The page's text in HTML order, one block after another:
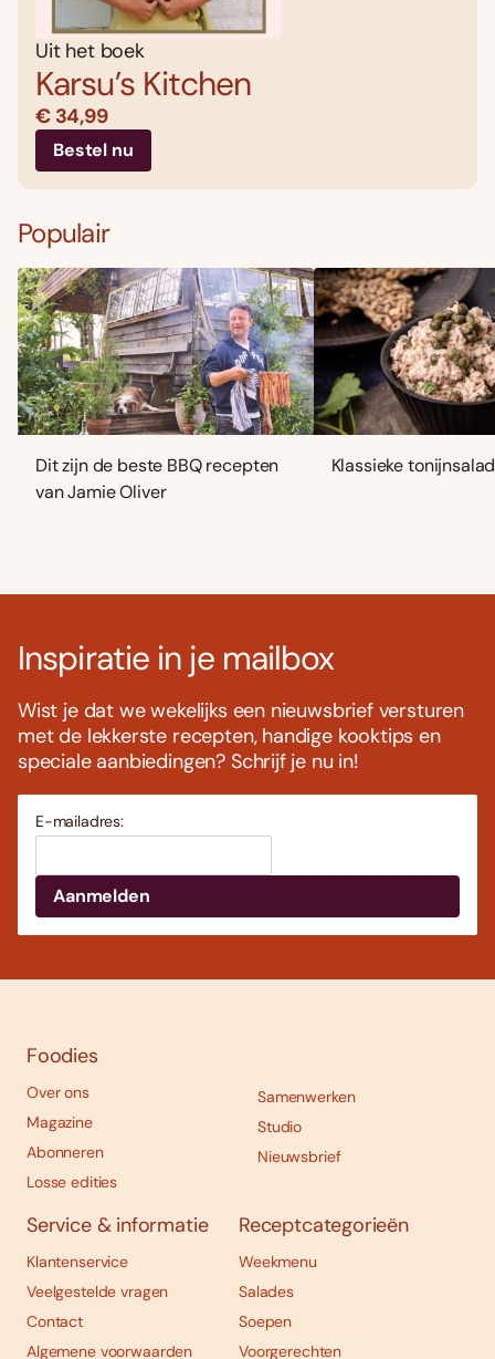
Uit het boek
Karsu’s Kitchen
€ 34,99
Bestel nu
Populair
Dit zijn de beste BBQ recepten
van Jamie Oliver
Klassieke
Inspiratie in je mailbox
Wist je dat we wekelijks een nieuwsbrief versturen
met de lekkerste recepten, handige kooktips en
speciale aanbiedingen? Schrijf je nu in!
E-mailadres:
Foodies
Over ons
Magazine
Abonneren
Losse edities
Samenwerken
Studio
Nieuwsbrief
Service & informatie
Klantenservice
Veelgestelde vragen
Contact
Algemene voorwaarden
Receptcategorieën
Weekmenu
Salades
Soepen
Voorgerechten